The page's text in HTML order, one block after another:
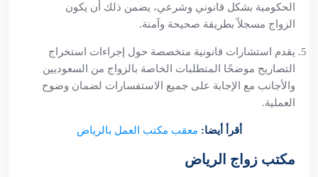
الحكومية بشكل قانوني وشرعي، يضمن ذلك أن يكون
الزواج مسجلاً بطريقة صحيحة وآمنة.
يقدم استشارات قانونية متخصصة حول إجراءات استخراج
التصاريح موضحًا المتطلبات الخاصة بالزواج من السعوديين
والأجانب مع الإجابة على جميع الاستفسارات لضمان وضوح
العملية.
أقرأ أيضا: معقب مكتب العمل بالرياض
مكتب زواج الرياض